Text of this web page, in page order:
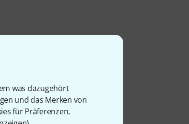
was dazugehört
und das Merken von
für Präferenzen,